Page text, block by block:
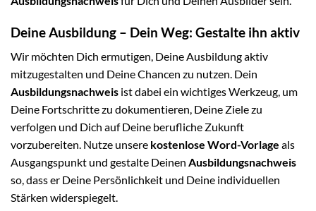
Deine Ausbildung – Dein Weg: Gestalte ihn aktiv
Wir möchten Dich ermutigen, Deine Ausbildung aktiv
mitzugestalten und Deine Chancen zu nutzen. Dein
Ausbildungsnachweis ist dabei ein wichtiges Werkzeug, um
Deine Fortschritte zu dokumentieren, Deine Ziele zu
verfolgen und Dich auf Deine berufliche Zukunft
vorzubereiten. Nutze unsere kostenlose Word-Vorlage als
Ausgangspunkt und gestalte Deinen Ausbildungsnachweis
so, dass er Deine Persönlichkeit und Deine individuellen
Stärken widerspiegelt.